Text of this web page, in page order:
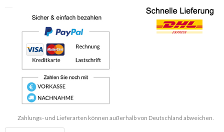
Zahlungs- und Lieferarten können außerhalb von Deutschland abweichen.